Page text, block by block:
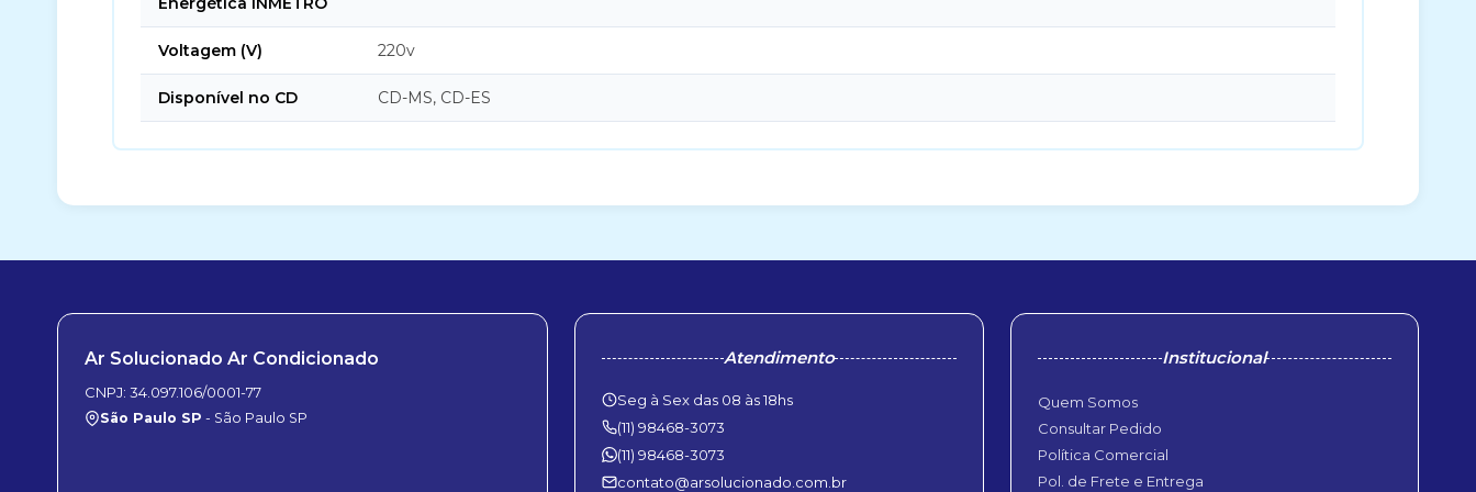
Voltagem (V) 220v
Disponível no CD CD-MS, CD-ES
Ar Solucionado Ar Condicionado
CNPJ: 34.097.106/0001-77
São Paulo SP - São Paulo SP
Atendimento
Seg à Sex das 08 às 18hs
(11) 98468-3073
(11) 98468-3073
contato@arsolucionado.com.br
Institucional
Quem Somos
Consultar Pedido
Política Comercial
Pol. de Frete e Entrega